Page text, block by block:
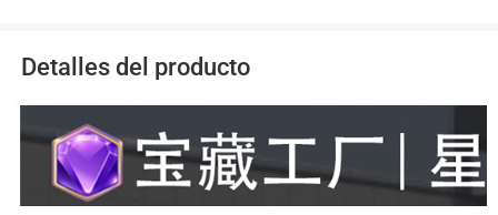
Detalles del producto